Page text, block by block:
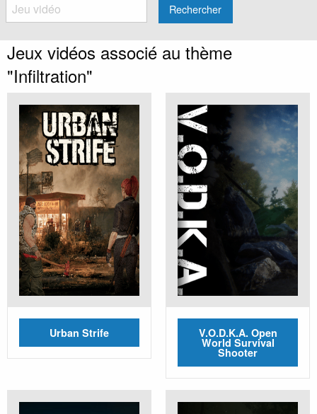
Rechercher
Jeux vidéos associé au thème
"Infiltration"
Urban Strife V.O.D.K.A. Open
World Survival
Shooter